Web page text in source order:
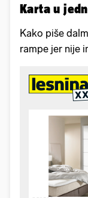
Karta u
Kako piše
rampe jer nije